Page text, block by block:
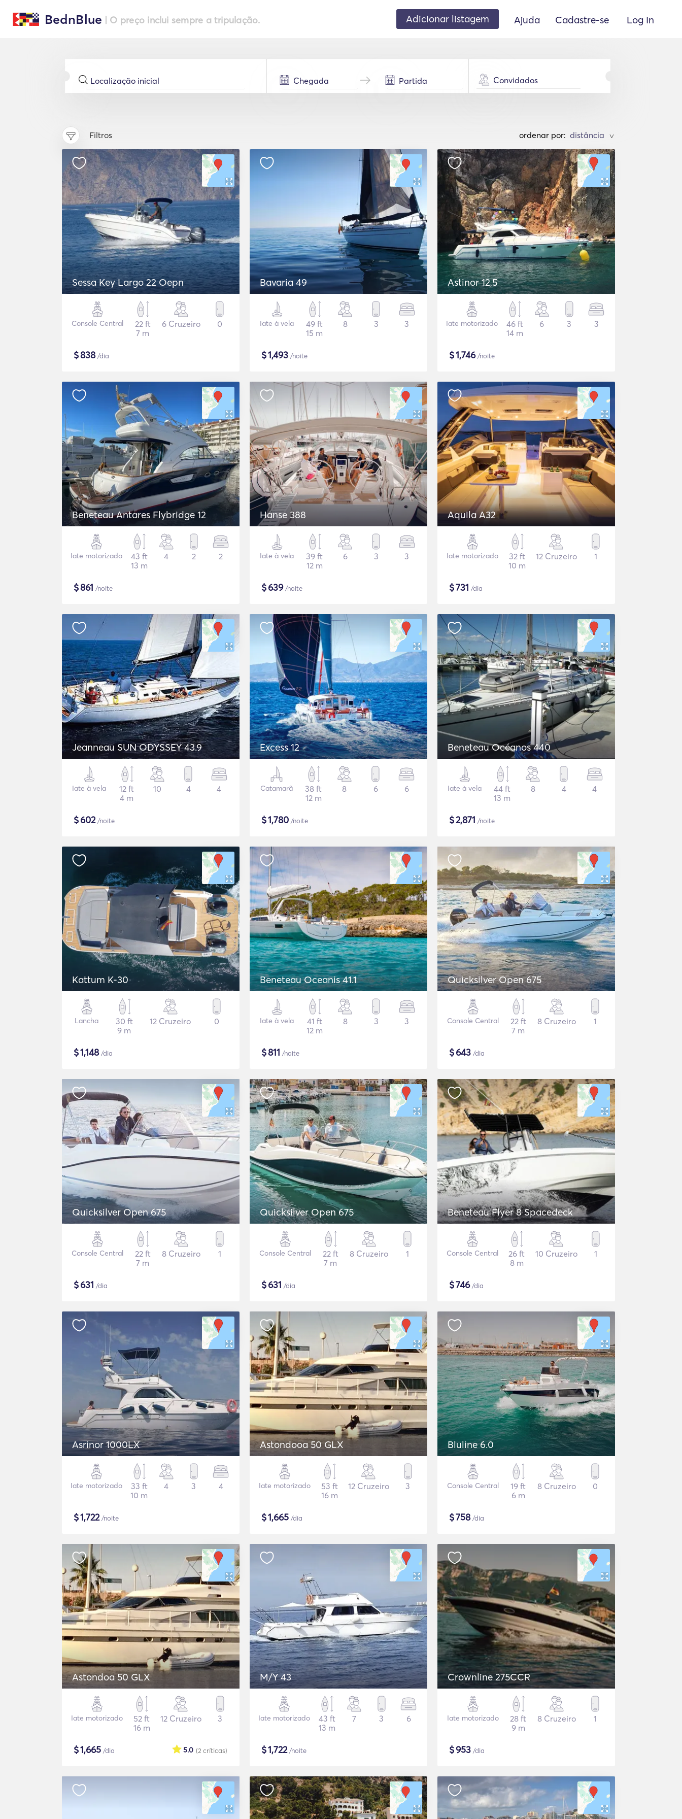
BednBlue | O preço inclui sempre a tripulação. Adicionar listagem Ajuda Cadastre-se Log In
Convidados
Filtros ordenar por: >
Sessa Key Largo 22 Oepn
Console Central
22 ft
7 m
6 Cruzeiro 0
$838/dia
Bavaria 49
Iate à vela
49 ft
15 m
8 3 3
$1,493 /noite
Astinor 12,5
Iate motorizado
46 ft
14 m
6 3 3
$1,746/noite
Beneteau Antares Flybridge 12
Iate motorizado
43 ft
13 m
4 2 2
$861 /noite
Hanse 388
Iate à vela
39 ft
12 m
6 3 3
$639/noite
Aquila A32
Iate motorizado
32 ft
10 m
12 Cruzeiro 1
$731 /dia
Jeanneau SUN ODYSSEY 43.9
Iate à vela
12 ft
4 m
10 4 4
$602/noite
Excess 12
Catamarã
38 ft
12 m
8 6 6
$1,780 /noite
Beneteau Océanos 440
Iate à vela
44 ft
13 m
8 4 4
$2,871 /noite
Kattum K-30
Lancha
30 ft
9 m
12 Cruzeiro 0
$1,148/dia
Beneteau Oceanis 41.1
Iate à vela
41 ft
12 m
8 3 3
$811 /noite
Quicksilver Open 675
Console Central
22 ft
7 m
8 Cruzeiro 1
$643 /dia
Quicksilver Open 675
Console Central
22 ft
7 m
8 Cruzeiro 1
$631 /dia
Quicksilver Open 675
Console Central
22 ft
7 m
8 Cruzeiro 1
$631 /dia
Beneteau Flyer 8 Spacedeck
Console Central
26 ft
8 m
10 Cruzeiro 1
$746/dia
Asrinor 1000LX
Iate motorizado
33 ft
10 m
4 3 4
$1,722/noite
Astondooa 50 GLX
Iate motorizado
53 ft
16 m
12 Cruzeiro 3
$1,665 /dia
Bluline 6.0
Console Central
19 ft
6 m
8 Cruzeiro 0
$758/dia
Astondoa 50 GLX
Iate motorizado
52 ft
16 m
12 Cruzeiro 3
$1,665 /dia (2 críticas)
5.0
M/Y 43
Iate motorizado
43 ft
13 m
7 3 6
$1,722/noite
Crownline 275CCR
Iate motorizado
28 ft
9 m
8 Cruzeiro 1
$953 /dia